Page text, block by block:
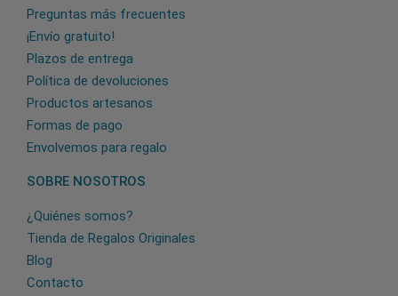
Preguntas más frecuentes
¡Envío gratuito!
Plazos de entrega
Política de devoluciones
Productos artesanos
Formas de pago
Envolvemos para regalo
SOBRE NOSOTROS
¿Quiénes somos?
Tienda de Regalos Originales
Blog
Contacto